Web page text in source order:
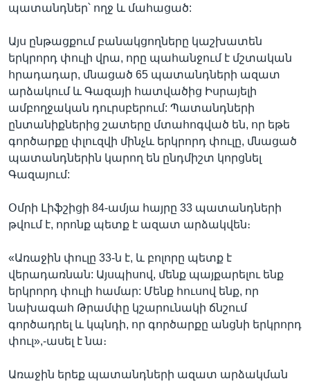
պատանդներ՝ ողջ և մահացած:
Այս ընթացքում բանակցողները կաշխատեն
երկրորդ փուլի վրա, որը պահանջում է մշտական
հրադադար, մնացած 65 պատանդների ազատ
արձակում և Գազայի հատվածից Իսրայելի
ամբողջական դուրսբերում: Պատանդների
ընտանիքներից շատերը մտահոգված են, որ եթե
գործարքը փլուզվի մինչև երկրորդ փուլը, մնացած
պատանդներին կարող են ընդմիշտ կորցնել
Գազայում:
Օմրի Լիֆշիցի 84-ամյա հայրը 33 պատանդների
թվում է, որոնք պետք է ազատ արձակվեն։
«Առաջին փուլը 33-ն է, և բոլորը պետք է
վերադառնան: Այսպիսով, մենք պայքարելու ենք
երկրորդ փուլի համար: Մենք հուսով ենք, որ
նախագահ Թրամփը կշարունակի ճնշում
գործադրել և կպնդի, որ գործարքը անցնի երկրորդ
փուլ»,-ասել է նա։
Առաջին երեք պատանդների ազատ արձակման